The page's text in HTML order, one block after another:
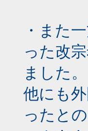
・また
った改
ました。
他にも
ったと